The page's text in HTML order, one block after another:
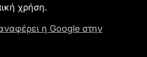
χρήση.
η Google στην